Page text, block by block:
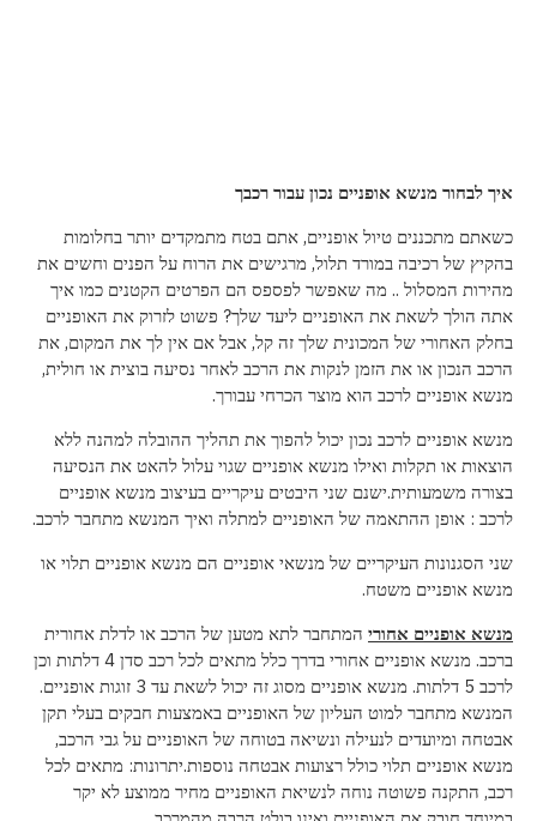
איך לבחור מנשא אופניים נכון עבור רכבך
כשאתם מתכננים טיול אופניים, אתם בטח מתמקדים יותר בחלומות
בהקיץ של רכיבה במורד תלול, מרגישים את הרוח על הפנים וחשים את
מהירות המסלול .. מה שאפשר לפספס הם הפרטים הקטנים כמו איך
אתה הולך לשאת את האופניים ליעד שלך? פשוט לזרוק את האופניים
בחלק האחורי של המכונית שלך זה קל, אבל אם אין לך את המקום, את
הרכב הנכון או את הזמן לנקות את הרכב לאחר נסיעה בוצית או חולית,
מנשא אופניים לרכב הוא מוצר הכרחי עבורך.
מנשא אופניים לרכב נכון יכול להפוך את תהליך ההובלה למהנה ללא
הוצאות או תקלות ואילו מנשא אופניים שגוי עלול להאט את הנסיעה
בצורה משמעותית.ישנם שני היבטים עיקריים בעיצוב מנשא אופניים
לרכב : אופן ההתאמה של האופניים למתלה ואיך המנשא מתחבר לרכב.
שני הסגנונות העיקריים של מנשאי אופניים הם מנשא אופניים תלוי או
מנשא אופניים משטח.
מנשא אופניים אחורי המתחבר לתא מטען של הרכב או לדלת אחורית
ברכב. מנשא אופניים אחורי בדרך כלל מתאים לכל רכב סדן 4 דלתות וכן
לרכב 5 דלתות. מנשא אופניים מסוג זה יכול לשאת עד 3 זוגות אופניים.
המנשא מתחבר למוט העליון של האופניים באמצעות חבקים בעלי תקן
אבטחה ומיועדים לנעילה ונשיאה בטוחה של האופניים על גבי הרכב,
מנשא אופניים תלוי כולל רצועות אבטחה נוספות.יתרונות: מתאים לכל
רכב, התקנה פשוטה נוחה לנשיאת האופניים מחיר ממוצע לא יקר